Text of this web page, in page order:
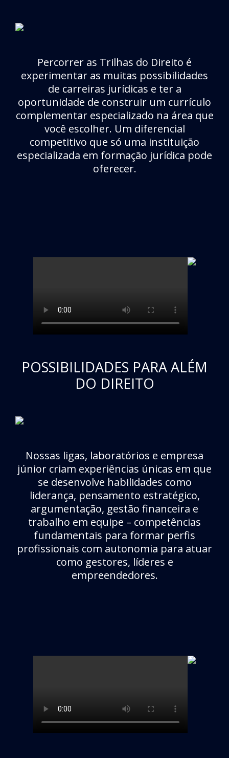
Percorrer as Trilhas do Direito é
experimentar as muitas possibilidades
de carreiras jurídicas e ter a
oportunidade de construir um currículo
complementar especializado na área que
você escolher. Um diferencial
competitivo que só uma instituição
especializada em formação jurídica pode
oferecer.
POSSIBILIDADES PARA ALÉM
DO DIREITO
Nossas ligas, laboratórios e empresa
júnior criam experiências únicas em que
se desenvolve habilidades como
liderança, pensamento estratégico,
argumentação, gestão financeira e
trabalho em equipe – competências
fundamentais para formar perfis
profissionais com autonomia para atuar
como gestores, líderes e
empreendedores.